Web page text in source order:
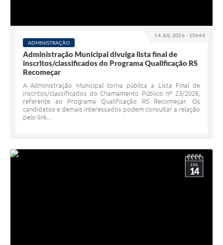
14 JUL 2026 - 15h44
ADMINISTRAÇÃO
Administração Municipal divulga lista final de
inscritos/classificados do Programa Qualificação RS
Recomeçar
A Administração Municipal torna pública a Lista Final de
inscritos/classificados do Chamamento Público nº 23/2026,
referente ao Programa Qualificação RS Recomeçar. Os
candidatos e demais interessados podem consultar a relação
pelo link...
JUL
14